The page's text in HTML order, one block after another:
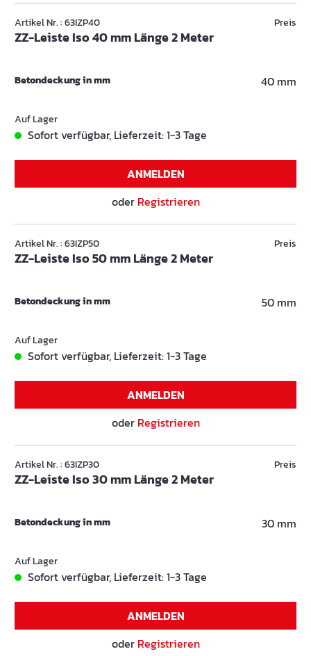
Artikel Nr. : 63IZP40
ZZ-Leiste Iso 40 mm Länge 2 Meter
Preis
Betondeckung in mm 40 mm
Auf Lager
Sofort verfügbar, Lieferzeit: 1-3 Tage
ANMELDEN
oder Registrieren
Artikel Nr. : 63IZP50
ZZ-Leiste Iso 50 mm Länge 2 Meter
Preis
Betondeckung in mm 50 mm
Auf Lager
Sofort verfügbar, Lieferzeit: 1-3 Tage
ANMELDEN
oder Registrieren
Artikel Nr. : 63IZP30
ZZ-Leiste Iso 30 mm Länge 2 Meter
Preis
Betondeckung in mm 30 mm
Auf Lager
Sofort verfügbar, Lieferzeit: 1-3 Tage
ANMELDEN
oder Registrieren